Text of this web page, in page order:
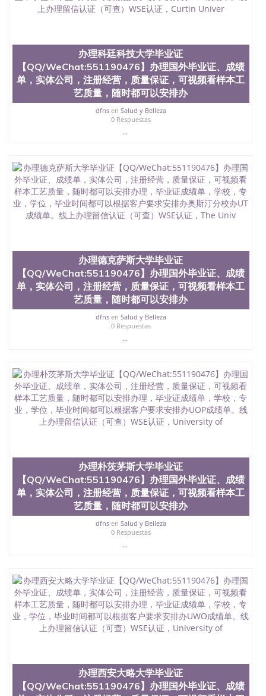
办理科廷科技大学毕业证
【QQ/WeChat:551190476】办理国外毕业证、成绩
单，实体公司，注册经营，质量保证，可视频看样本工
艺质量，随时都可以安排办
dfnsen Salud y Belleza
0 Respuestas
...
办理德克萨斯大学毕业证
【QQ/WeChat:551190476】办理国外毕业证、成绩
单，实体公司，注册经营，质量保证，可视频看样本工
艺质量，随时都可以安排办
dfnsen Salud y Belleza
0 Respuestas
...
办理朴茨茅斯大学毕业证
【QQ/WeChat:551190476】办理国外毕业证、成绩
单，实体公司，注册经营，质量保证，可视频看样本工
艺质量，随时都可以安排办
dfnsen Salud y Belleza
0 Respuestas
...
办理西安大略大学毕业证
【QQ/WeChat:551190476】办理国外毕业证、成绩